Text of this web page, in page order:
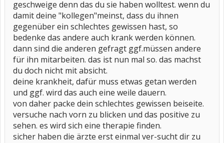
geschweige denn das du sie haben wolltest. wenn du
damit deine "kollegen"meinst, dass du ihnen
gegenüber ein schlechtes gewissen hast, so
bedenke das andere auch krank werden können.
dann sind die anderen gefragt ggf.müssen andere
für ihn mitarbeiten. das ist nun mal so. das machst
du doch nicht mit absicht.
deine krankheit, dafür muss etwas getan werden
und ggf. wird das auch eine weile dauern.
von daher packe dein schlechtes gewissen beiseite.
versuche nach vorn zu blicken und das positive zu
sehen. es wird sich eine therapie finden.
sicher haben die ärzte erst einmal ver-sucht dir zu